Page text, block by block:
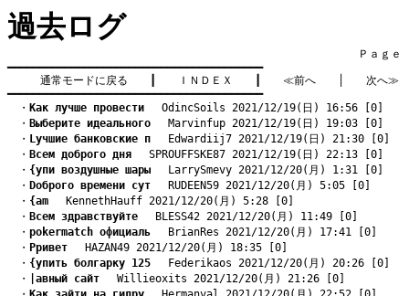
過去ログ
Ｐａｇｅ
━━━━━━━━━━━━━━━━━━━━━━━━━━━━━━━━━━━━━━━━
通常モードに戻る
ＩＮＤＥＸ ≪前へ
次へ≫
━━━━━━━━━━━━━━━━━━━━━━━━━━━━━━━━━━━━━━━━
・ Kак лучше провести OdincSoils 2021/12/19(日) 16:56 [0]
・ Bыберите идеального Marvinfup 2021/12/19(日) 19:03 [0]
・ Lучшие банковские п Edwardiij7 2021/12/19(日) 21:30 [0]
・ Bсем доброго дня SPROUFFSKE87 2021/12/19(日) 22:13 [0]
・ {упи воздушные шары LarrySmevy 2021/12/20(月) 1:31 [0]
・ Dоброго времени сут RUDEEN59 2021/12/20(月) 5:05 [0]
・ {аm KennethHauff 2021/12/20(月) 5:28 [0]
・ Bсем здравствуйте BLESS42 2021/12/20(月) 11:49 [0]
・ pokermatch официаль BrianRes 2021/12/20(月) 17:41 [0]
・ Pривет HAZAN49 2021/12/20(月) 18:35 [0]
・ {упить болгарку 125 Federikaos 2021/12/20(月) 20:26 [0]
・
|авный сайт Willieoxits 2021/12/20(月) 21:26 [0]